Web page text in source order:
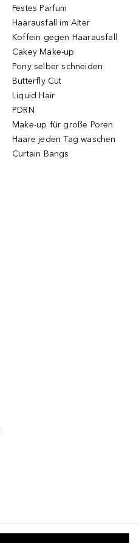
Festes Parfum
Haarausfall im Alter
Koffein gegen Haarausfall
Cakey Make-up
Pony selber schneiden
Butterfly Cut
Liquid Hair
PDRN
Make-up für große Poren
Haare jeden Tag waschen
Curtain Bangs